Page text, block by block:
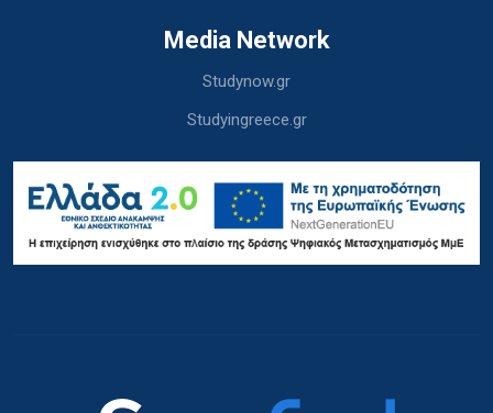
Media Network
Studynow.gr
Studyingreece.gr